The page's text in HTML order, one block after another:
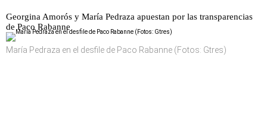
Georgina Amorós y María Pedraza apuestan por las transparencias
de Paco Rabanne
María Pedraza en el desfile de Paco Rabanne (Fotos: Gtres)